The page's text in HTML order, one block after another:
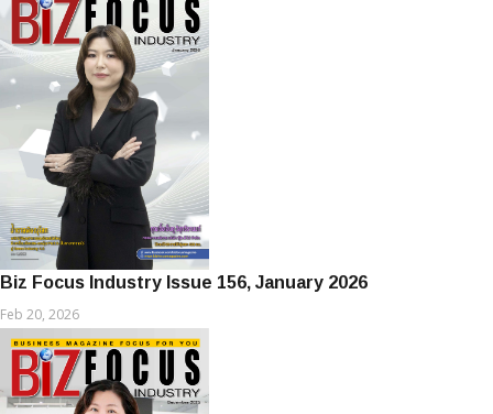
Biz Focus Industry Issue 156, January 2026
Feb 20, 2026